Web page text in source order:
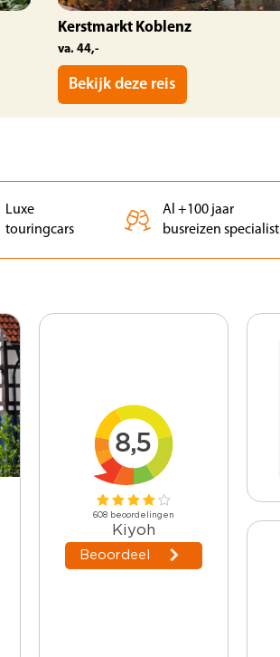
Kerstmarkt Koblenz
va. 44,-
Bekijk deze reis
Luxe
touringcars
Al +100 jaar
busreizen specialist